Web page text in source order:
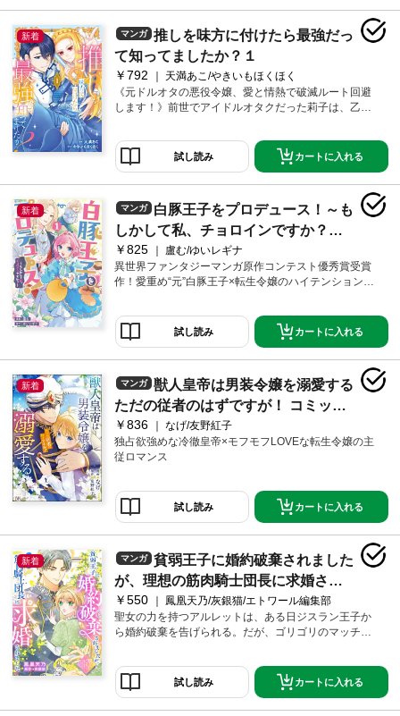
ていたのだ！ 絶望と怒りに震えるルエル。でも彼女
新着 マンガ
推しを味方に付けたら最強だっ
て知ってましたか？１
￥792
天満あこ/やきいもほくほく
《元ドルオタの悪役令嬢、愛と情熱で破滅ルート回避
します！》前世でアイドルオタクだった莉子は、乙女
くりな少年と遭遇。突然の“推し降臨”に大混乱の中、
「名前を付けて」という願いに応えたところ、彼女は
精霊の契約者〈リーベ〉になってしまい…？ その力
を見出され王城へ招かれたリオノーラは、第一王子フ
ェリクスと出会う。推しとは違う想いに戸惑いなが
ら、徐々に彼とも距離を縮めていって……
試し読み カートに入れる
新着 マンガ
白豚王子をプロデュース！～も
しかして私、チョロインですか？～:
1【イラスト特典付】
￥825
盧む/ゆいレギナ
異世界ファンタジーマンガ原作コンテスト優秀賞受賞
作！愛重め“元”白豚王子×転生令嬢のハイテンション溺
敵な恋ができると思ったのに、その計画は婚約者のエ
ドワード王子を一目見た瞬間崩れた。なんで……イケ
メンじゃないの……？太った姿はまさに白豚。だけど
「白豚」から「イケメン」に変身させれば万事解決
っ！前世の知識を使ってプロデュース開始です！！
試し読み カートに入れる
新着 マンガ
獣人皇帝は男装令嬢を溺愛する
ただの従者のはずですが！ コミック
版【かきおろし漫画＆小説付】
（1）
￥836
なげ/友野紅子
独占欲強めな冷徹皇帝×モフモフLOVEな転生令嬢の主
従ロマンス
試し読み カートに入れる
新着 マンガ
貧弱王子に婚約破棄されました
が、理想の筋肉騎士団長に求婚され
ました
￥550
鳳凰天乃/灰銀猫/エトワール編集部
聖女の力を持つアルレットは、ある日ジスラン王子か
ら婚約破棄を告げられる。だが、ゴリゴリのマッチョ
るオーギュストからすぐさま求婚され、幸せの絶頂
に。そんななか、元婚約者の体調悪化の報せが入る。
それが婚約破棄を逆恨みしたアルレットの仕業だと冤
試し読み カートに入れる